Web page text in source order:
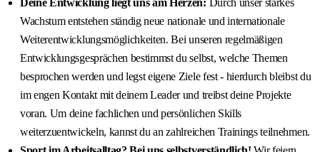
Wachstum entstehen ständig neue nationale und internationale
Weiterentwicklungsmöglichkeiten. Bei unseren regelmäßigen
Entwicklungsgesprächen bestimmst du selbst, welche Themen
besprochen werden und legst eigene Ziele fest - hierdurch bleibst du
im engen Kontakt mit deinem Leader und treibst deine Projekte
voran. Um deine fachlichen und persönlichen Skills
weiterzuentwickeln, kannst du an zahlreichen Trainings teilnehmen.